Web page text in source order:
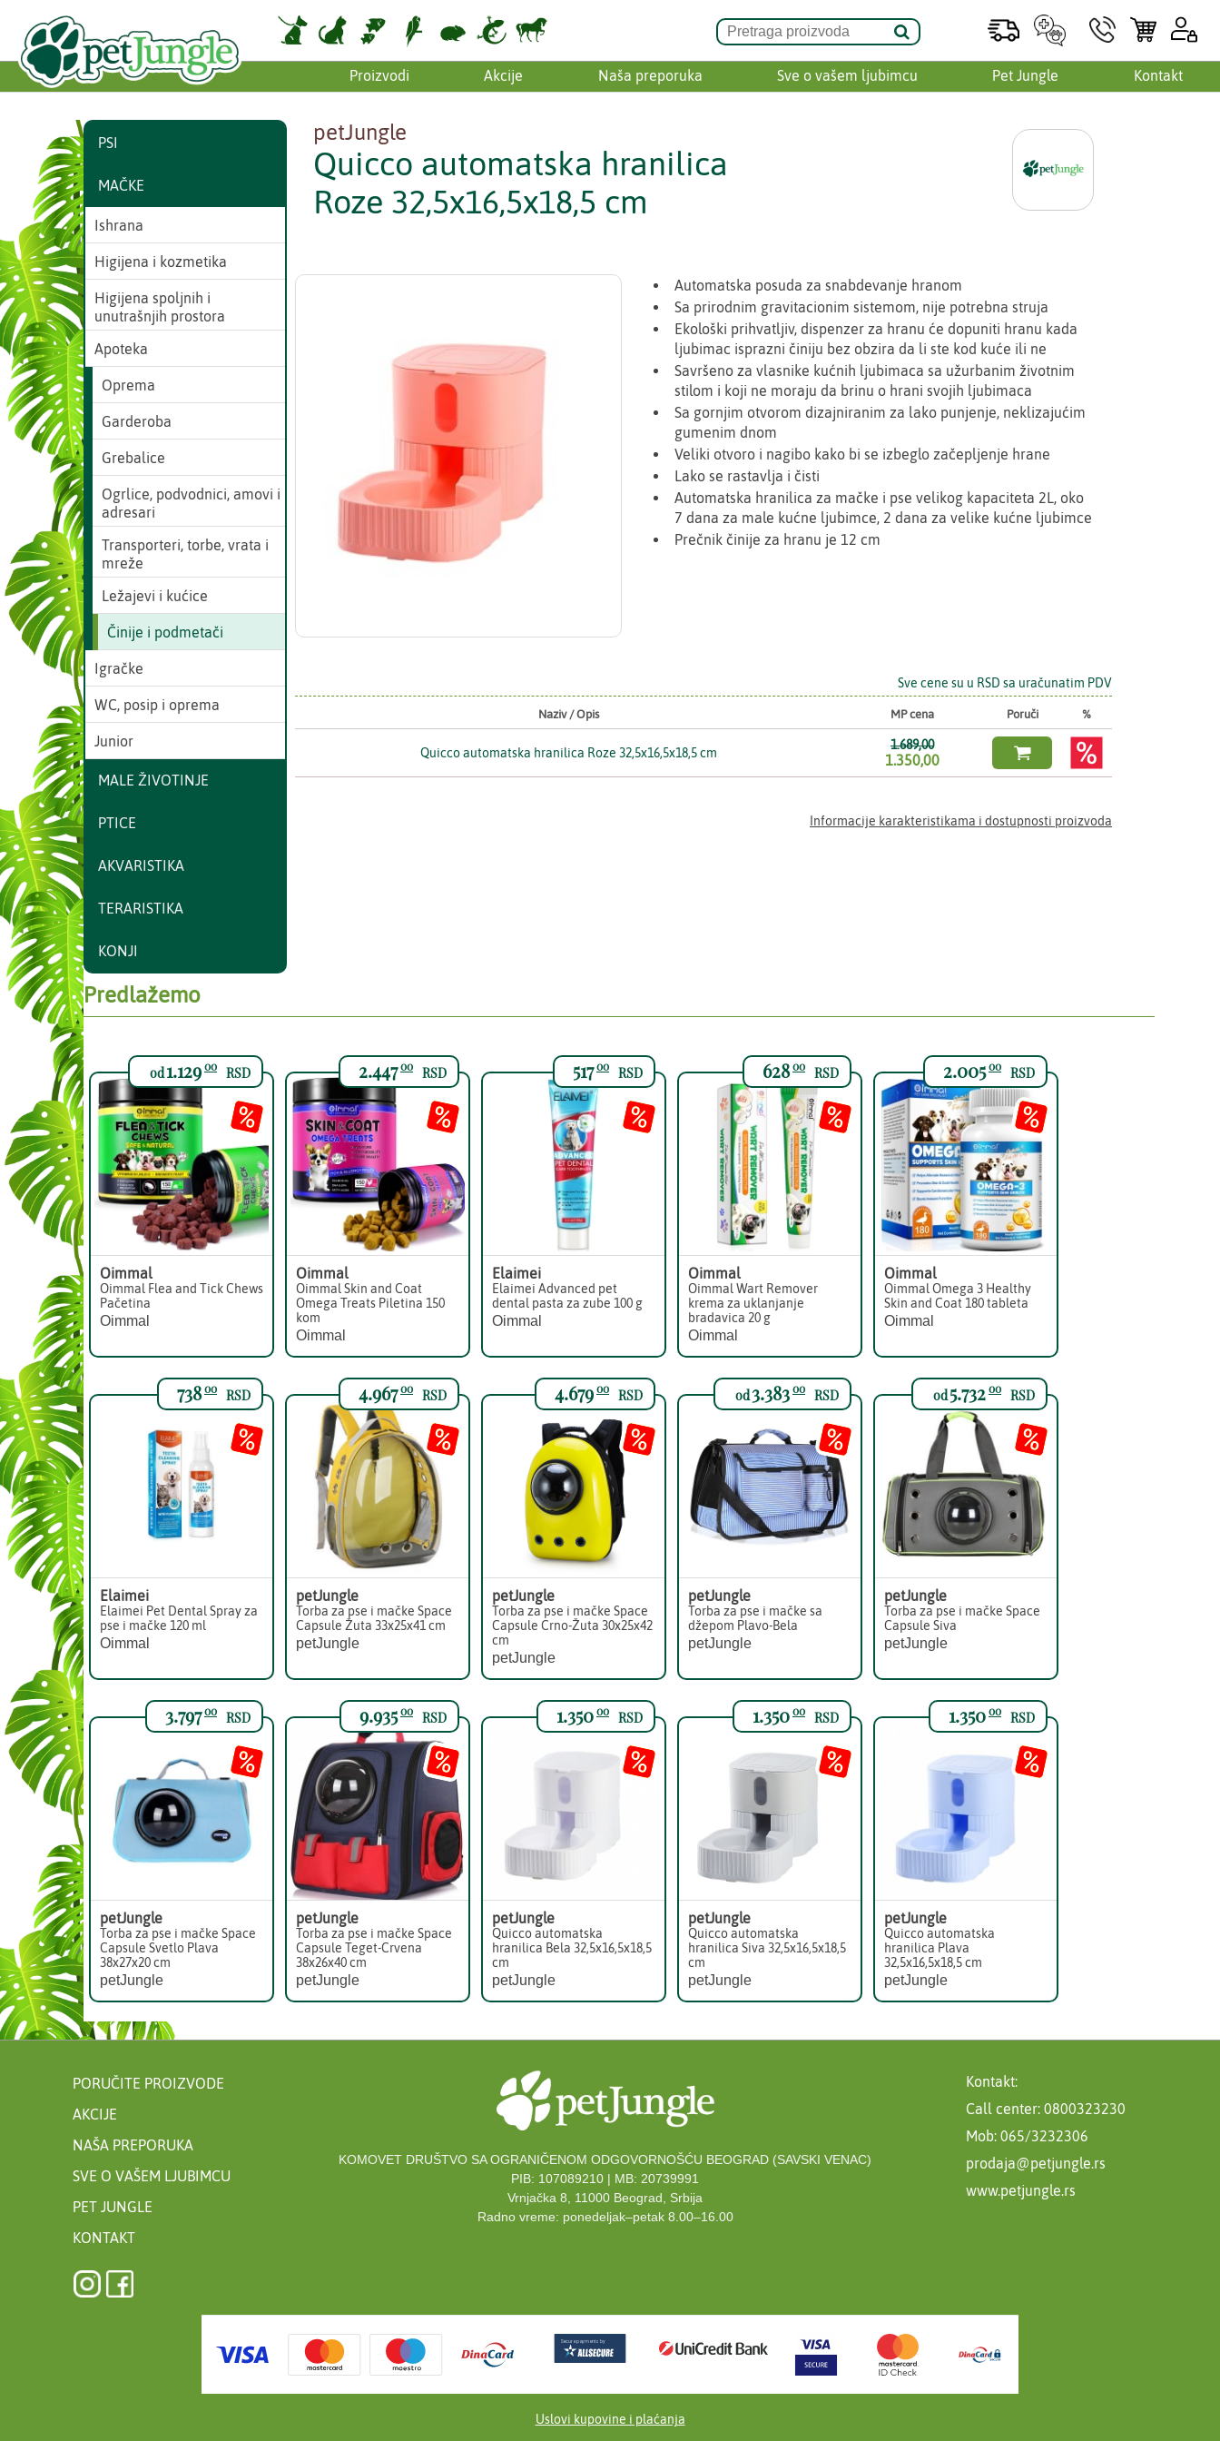
Proizvodi Akcije Naša preporuka Sve o vašem ljubimcu Pet Jungle Kontakt
petJungle
Quicco automatska hranilica
Roze 32,5x16,5x18,5 cm
Automatska posuda za snabdevanje hranom
Sa prirodnim gravitacionim sistemom, nije potrebna struja
Ekološki prihvatljiv, dispenzer za hranu će dopuniti hranu kada
ljubimac isprazni činiju bez obzira da li ste kod kuće ili ne
Savršeno za vlasnike kućnih ljubimaca sa užurbanim životnim
stilom i koji ne moraju da brinu o hrani svojih ljubimaca
Sa gornjim otvorom dizajniranim za lako punjenje, neklizajućim
gumenim dnom
Veliki otvoro i nagibo kako bi se izbeglo začepljenje hrane
Lako se rastavlja i čisti
Automatska hranilica za mačke i pse velikog kapaciteta 2L, oko
7 dana za male kućne ljubimce, 2 dana za velike kućne ljubimce
Prečnik činije za hranu je 12 cm
Sve cene su u RSD sa uračunatim PDV
Naziv / Opis MP cena Poruči %
Quicco automatska hranilica Roze 32,5x16,5x18,5 cm
1.689,00
1.350,00 
Informacije karakteristikama i dostupnosti proizvoda
Predlažemo
od1.12900 RSD
Oimmal
Oimmal Flea and Tick Chews
Pačetina
Oimmal
2.44700 RSD
Oimmal
Oimmal Skin and Coat
Omega Treats Piletina 150
kom
Oimmal
51700 RSD
Elaimei
Elaimei Advanced pet
dental pasta za zube 100 g
Oimmal
62800 RSD
Oimmal
Oimmal Wart Remover
krema za uklanjanje
bradavica 20 g
Oimmal
2.00500 RSD
Oimmal
Oimmal Omega 3 Healthy
Skin and Coat 180 tableta
Oimmal
73800 RSD
Elaimei
Elaimei Pet Dental Spray za
pse i mačke 120 ml
Oimmal
4.96700 RSD
petJungle
Torba za pse i mačke Space
Capsule Žuta 33x25x41 cm
petJungle
4.67900 RSD
petJungle
Torba za pse i mačke Space
Capsule Crno-Žuta 30x25x42
cm
petJungle
od3.38300 RSD
petJungle
Torba za pse i mačke sa
džepom Plavo-Bela
petJungle
od5.73200 RSD
petJungle
Torba za pse i mačke Space
Capsule Siva
petJungle
3.79700 RSD
petJungle
Torba za pse i mačke Space
Capsule Svetlo Plava
38x27x20 cm
petJungle
9.93500 RSD
petJungle
Torba za pse i mačke Space
Capsule Teget-Crvena
38x26x40 cm
petJungle
1.35000 RSD
petJungle
Quicco automatska
hranilica Bela 32,5x16,5x18,5
cm
petJungle
1.35000 RSD
petJungle
Quicco automatska
hranilica Siva 32,5x16,5x18,5
cm
petJungle
1.35000 RSD
petJungle
Quicco automatska
hranilica Plava
32,5x16,5x18,5 cm
petJungle
PSI
MAČKE
Ishrana
Higijena i kozmetika
Higijena spoljnih i
unutrašnjih prostora
Apoteka
Oprema
Garderoba
Grebalice
Ogrlice, podvodnici, amovi i
adresari
Transporteri, torbe, vrata i
mreže
Ležajevi i kućice
Činije i podmetači
Igračke
WC, posip i oprema
Junior
MALE ŽIVOTINJE
PTICE
AKVARISTIKA
TERARISTIKA
KONJI
PORUČITE PROIZVODE
AKCIJE
NAŠA PREPORUKA
SVE O VAŠEM LJUBIMCU
PET JUNGLE
KONTAKT
KOMOVET DRUŠTVO SA OGRANIČENOM ODGOVORNOŠĆU BEOGRAD (SAVSKI VENAC)
PIB: 107089210 | MB: 20739991
Vrnjačka 8, 11000 Beograd, Srbija
Radno vreme: ponedeljak–petak 8.00–16.00
Kontakt:
Call center: 0800323230
Mob: 065/3232306
prodaja@petjungle.rs
www.petjungle.rs
Uslovi kupovine i plaćanja